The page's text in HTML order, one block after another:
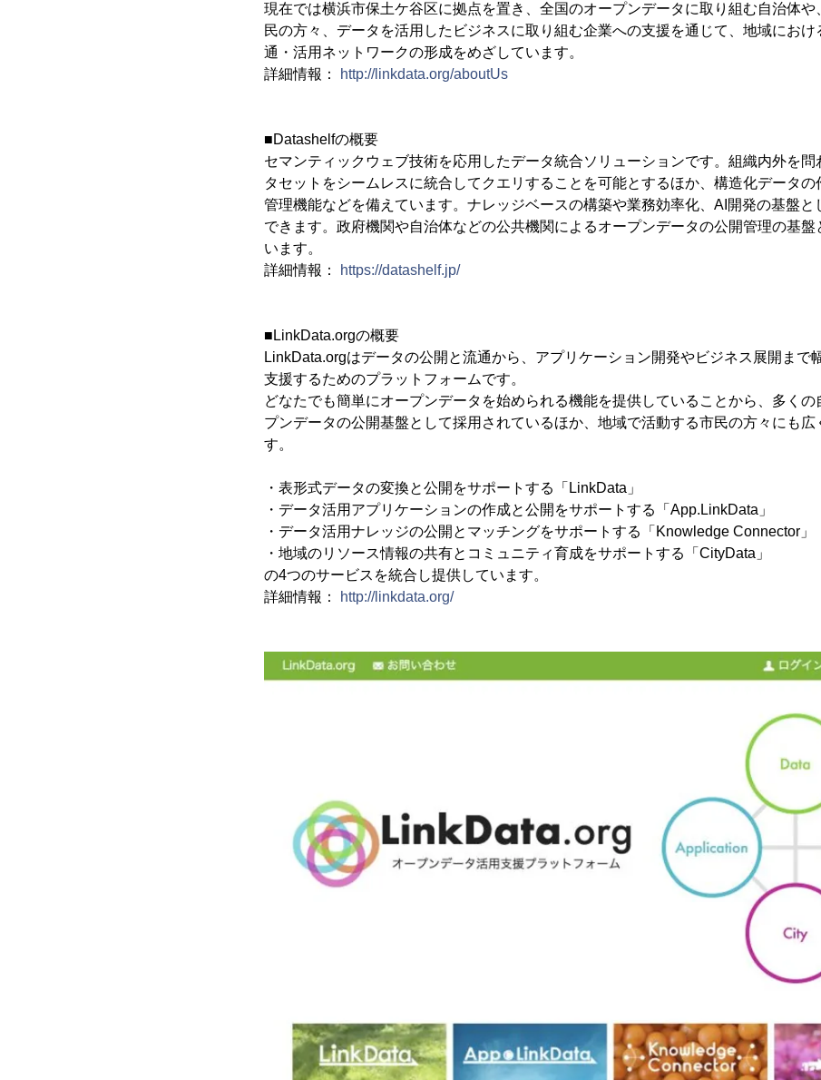
現在では横浜市保土ケ谷区に拠点を置き、全国のオープンデータに取り組む自治体や
民の方々、データを活用したビジネスに取り組む企業への支援を通じて、地域にお
通・活用ネットワークの形成をめざしています。
詳細情報：
http://linkdata.org/aboutUs
■Datashelfの概要
セマンティックウェブ技術を応用したデータ統合ソリューションです。組織内外を問
タセットをシームレスに統合してクエリすることを可能とするほか、構造化データの
管理機能などを備えています。ナレッジベースの構築や業務効率化、AI開発の基盤と
できます。政府機関や自治体などの公共機関によるオープンデータの公開管理の基盤
います。
詳細情報：
https://datashelf.jp/
■LinkData.orgの概要
LinkData.orgはデータの公開と流通から、アプリケーション開発やビジネス展開まで
支援するためのプラットフォームです。
どなたでも簡単にオープンデータを始められる機能を提供していることから、多くの
プンデータの公開基盤として採用されているほか、地域で活動する市民の方々にも広
す。
・表形式データの変換と公開をサポートする「LinkData」
・データ活用アプリケーションの作成と公開をサポートする「App.LinkData」
・データ活用ナレッジの公開とマッチングをサポートする「Knowledge Connector」
・地域のリソース情報の共有とコミュニティ育成をサポートする「CityData」
の4つのサービスを統合し提供しています。
詳細情報：
http://linkdata.org/